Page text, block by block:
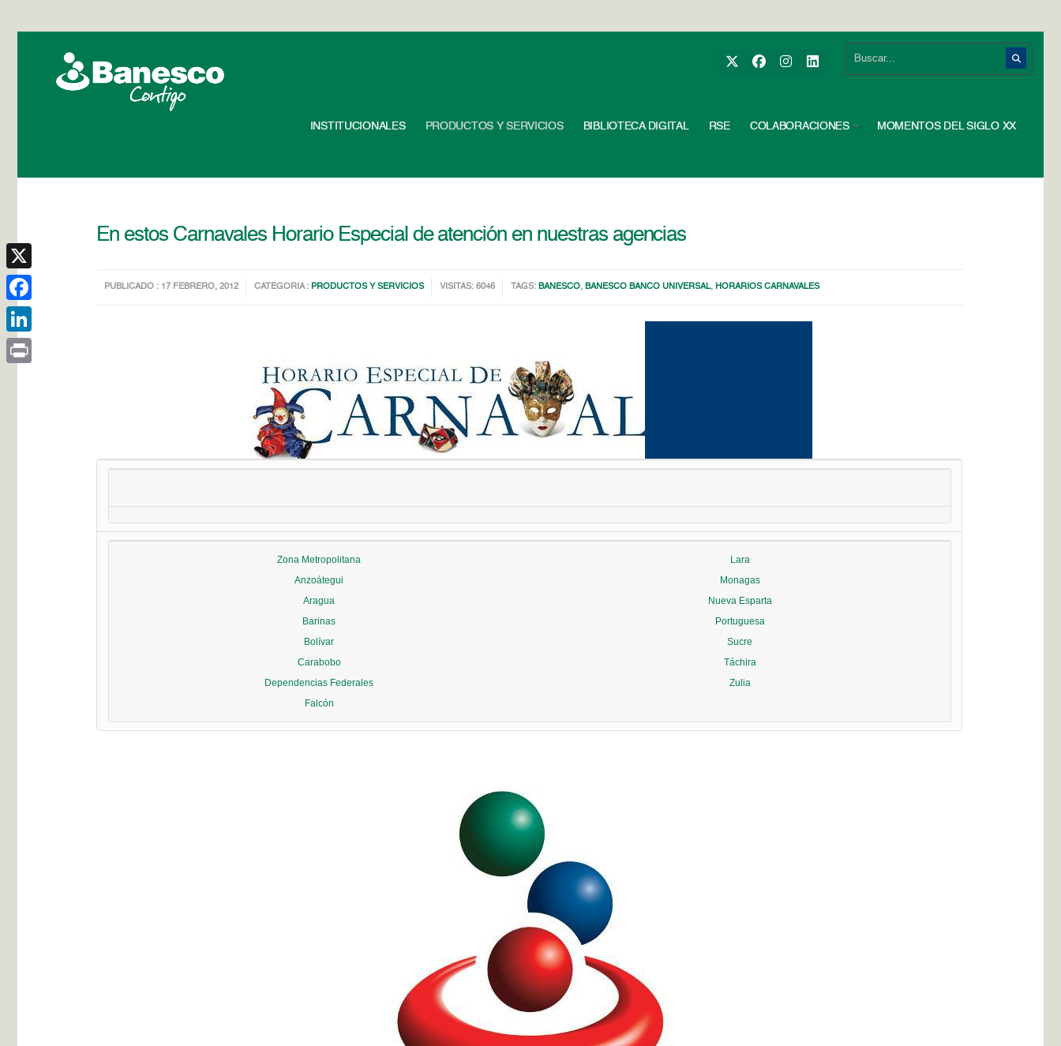
INSTITUCIONALES PRODUCTOS Y SERVICIOS BIBLIOTECA DIGITAL RSE COLABORACIONES MOMENTOS DEL SIGLO XX
En estos Carnavales Horario Especial de atención en nuestras agencias
PUBLICADO : 17 FEBRERO, 2012 CATEGORIA : PRODUCTOS Y SERVICIOS VISITAS: 6046 TAGS: BANESCO, BANESCO BANCO UNIVERSAL, HORARIOS CARNAVALES
Zona Metropolitana
Anzoátegui
Aragua
Barinas
Bolívar
Carabobo
Dependencias Federales
Falcón
Lara
Monagas
Nueva Esparta
Portuguesa
Sucre
Táchira
Zulia
X
Facebook
LinkedIn